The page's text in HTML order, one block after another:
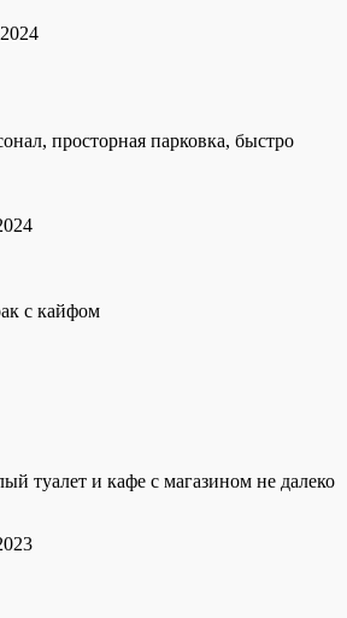
просторная парковка, быстро
с кайфом
туалет и кафе с магазином не далеко